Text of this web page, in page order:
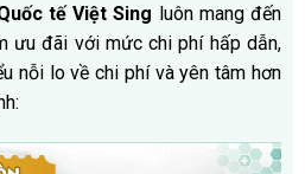
tế Việt Sing luôn mang đến
ưu đãi với mức chi phí hấp dẫn,
nỗi lo về chi phí và yên tâm hơn